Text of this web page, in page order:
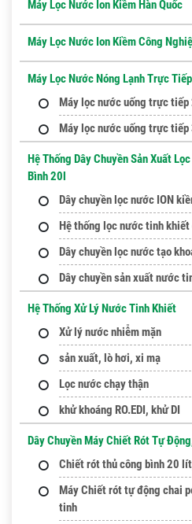
Máy Lọc Nước Ion Kiềm Hàn Quốc
Máy Lọc Nước Ion Kiềm Công
Máy Lọc Nước Nóng Lạnh Trực
Máy lọc nước uống trực tiếp
Máy lọc nước uống trực
Hệ Thống Dây Chuyền Sản Xuất
Bình 20l
Dây chuyền lọc nước ION
Hệ thống lọc nước tinh
Dây chuyền lọc nước tạo
Dây chuyền sản xuất nước
Hệ Thống Xử Lý Nước Tinh Khiết
Xử lý nước nhiễm mặn
sản xuất, lò hơi, xi mạ
Lọc nước chạy thận
khử khoáng RO.EDI, khử DI
Dây Chuyền Máy Chiết Rót Tự
Chiết rót thủ công bình 20
Máy Chiết rót tự động chai
tinh